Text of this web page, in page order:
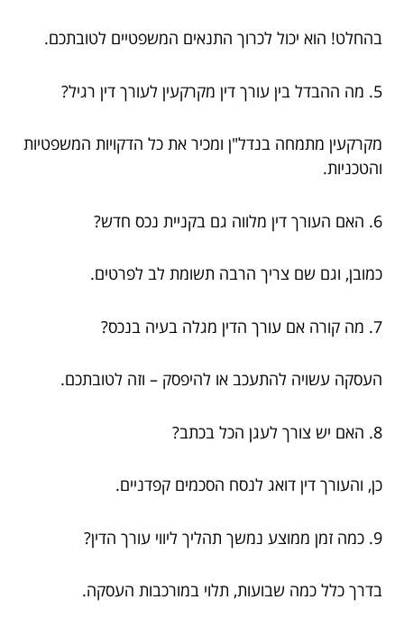
בהחלט! הוא יכול לכרוך התנאים המשפטיים לטובתכם.
5. מה ההבדל בין עורך דין מקרקעין לעורך דין רגיל?
מקרקעין מתמחה בנדל"ן ומכיר את כל הדקויות המשפטיות
והטכניות.
6. האם העורך דין מלווה גם בקניית נכס חדש?
כמובן, וגם שם צריך הרבה תשומת לב לפרטים.
7. מה קורה אם עורך הדין מגלה בעיה בנכס?
העסקה עשויה להתעכב או להיפסק – וזה לטובתכם.
8. האם יש צורך לעגן הכל בכתב?
כן, והעורך דין דואג לנסח הסכמים קפדניים.
9. כמה זמן ממוצע נמשך תהליך ליווי עורך הדין?
בדרך כלל כמה שבועות, תלוי במורכבות העסקה.